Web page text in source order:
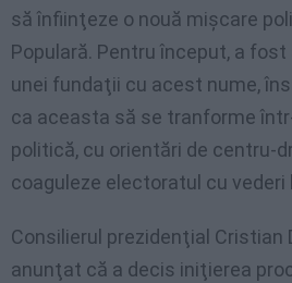
să înfiinţeze o nouă mişcare
Populară. Pentru început, a
unei fundaţii cu acest nume,
ca aceasta să se tranforme
politică, cu orientări de centru-
coaguleze electoratul cu vederi
Consilierul prezidenţial Cristian
anunţat că a decis iniţierea